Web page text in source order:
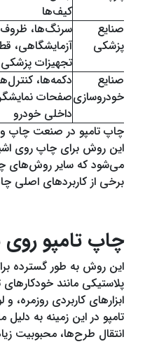
کیف‌ها
صنایع
پزشکی
سرنگ‌ها، ظروف
آزمایشگاهی،
تجهیزات پزشکی
صنایع
خودروسازی
دکمه‌ها،
صفحات
داخلی خودرو
چاپ تامپو در صنعت چاپ و
این روش برای چاپ روی
می‌شود که سایر روش‌های
برخی از کاربردهای اصلی
چاپ تامپو
این روش به طور گسترده
پلاستیکی مانند
ابزارهای کاربردی
تامپو در این زمینه به
انتقال طرح‌ها، محبوبیت